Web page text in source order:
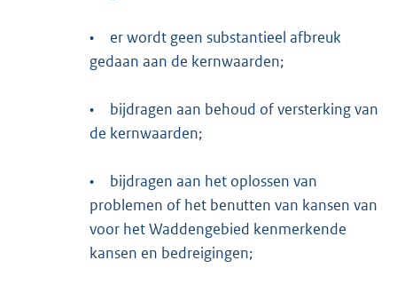
•
er wordt geen substantieel afbreuk
gedaan aan de kernwaarden;
•
bijdragen aan behoud of versterking van
de kernwaarden;
•
bijdragen aan het oplossen van
problemen of het benutten van kansen van
voor het Waddengebied kenmerkende
kansen en bedreigingen;